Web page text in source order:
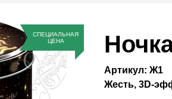
СПЕЦИАЛЬНАЯ
ЦЕНА
Артикул: Ж1
Жесть, 3D-